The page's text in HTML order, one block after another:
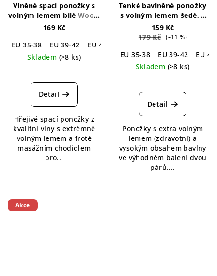
Vlněné spací ponožky s
volným lemem bíléWooly
Loose Top White
169 Kč
EU 35-38
EU 39-42
EU 43-46
Skladem (>8 ks)
hodnocení
produktu
z
5
hvězdiček.
Detail
Hřejivé spací ponožky z
kvalitní vlny s extrémně
volným lemem a froté
masážním chodidlem
pro...
Tenké bavlněné ponožky
s volným lemem šedé, 2
Loose Top Cotton
Socks Grey 2-pack
159 Kč
179 Kč (–11 %)
EU 35-38 EU 39-42
EU
Skladem (>8 ks)
Detail
Ponožky s extra volným
lemem (zdravotní) a
vysokým obsahem bavlny
ve výhodném balení dvou
párů....
Akce